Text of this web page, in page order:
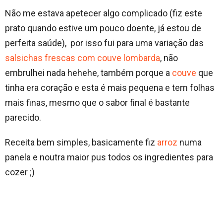
Não me estava apetecer algo complicado (fiz este
prato quando estive um pouco doente, já estou de
perfeita saúde), por isso fui para uma variação das
salsichas frescas com couve lombarda, não
embrulhei nada hehehe, também porque a couve que
tinha era coração e esta é mais pequena e tem folhas
mais finas, mesmo que o sabor final é bastante
parecido.
Receita bem simples, basicamente fiz arroz numa
panela e noutra maior pus todos os ingredientes para
cozer ;)